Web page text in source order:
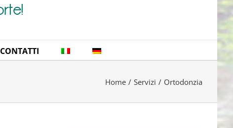
CONTATTI
Home / Servizi / Ortodonzia